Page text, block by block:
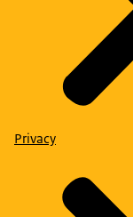
Privacy